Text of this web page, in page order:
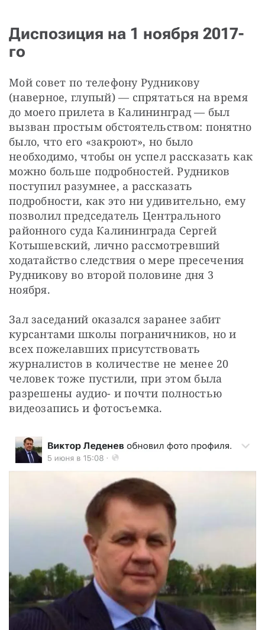
Диспозиция на 1 ноября 2017-
го
Мой совет по телефону Рудникову
(наверное, глупый) — спрятаться на время
до моего прилета в Калининград — был
вызван простым обстоятельством: понятно
было, что его «закроют», но было
необходимо, чтобы он успел рассказать как
можно больше подробностей. Рудников
поступил разумнее, а рассказать
подробности, как это ни удивительно, ему
позволил председатель Центрального
районного суда Калининграда Сергей
Котышевский, лично рассмотревший
ходатайство следствия о мере пресечения
Рудникову во второй половине дня 3
ноября.
Зал заседаний оказался заранее забит
курсантами школы пограничников, но и
всех пожелавших присутствовать
журналистов в количестве не менее 20
человек тоже пустили, при этом была
разрешены аудио- и почти полностью
видеозапись и фотосъемка.